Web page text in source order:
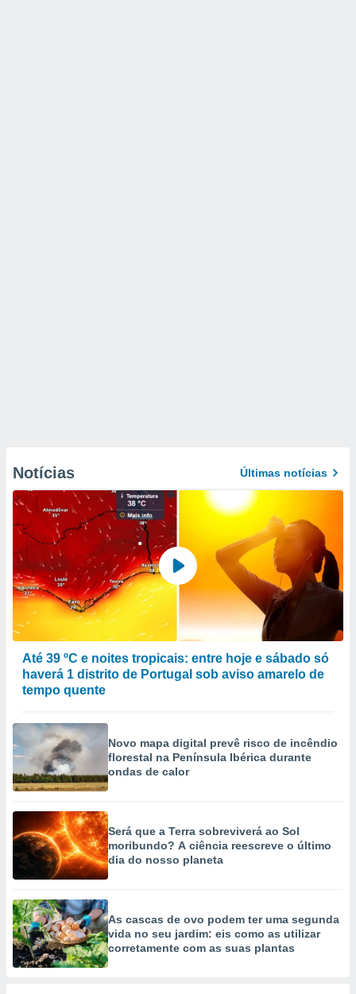
Notícias Últimas notícias
Até 39 ºC e noites tropicais: entre hoje e sábado só
haverá 1 distrito de Portugal sob aviso amarelo de
tempo quente
Novo mapa digital prevê risco de incêndio
florestal na Península Ibérica durante
ondas de calor
Será que a Terra sobreviverá ao Sol
moribundo? A ciência reescreve o último
dia do nosso planeta
As cascas de ovo podem ter uma segunda
vida no seu jardim: eis como as utilizar
corretamente com as suas plantas